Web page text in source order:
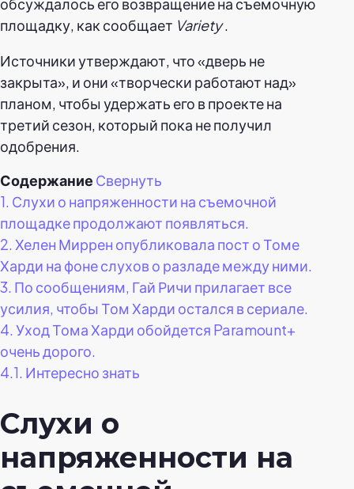
площадку, как сообщает Variety.
Источники утверждают, что «дверь не
закрыта», и они «творчески работают над»
планом, чтобы удержать его в проекте на
третий сезон, который пока не получил
одобрения.
Содержание Свернуть
1. Слухи о напряженности на съемочной
площадке продолжают появляться.
2. Хелен Миррен опубликовала пост о Томе
Харди на фоне слухов о разладе между ними.
3. По сообщениям, Гай Ричи прилагает все
усилия, чтобы Том Харди остался в сериале.
4. Уход Тома Харди обойдется Paramount+
очень дорого.
4.1. Интересно знать
Слухи о
напряженности на